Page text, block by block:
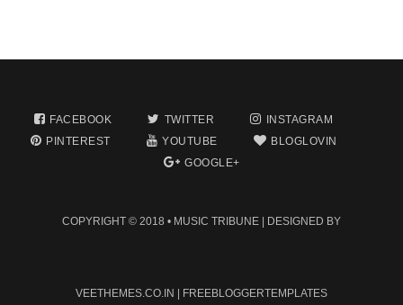
FACEBOOK TWITTER
INSTAGRAM
PINTEREST
YOUTUBE
BLOGLOVIN
GOOGLE+
COPYRIGHT © 2018 • MUSIC TRIBUNE | DESIGNED BY
VEETHEMES.CO.IN | FREEBLOGGERTEMPLATES